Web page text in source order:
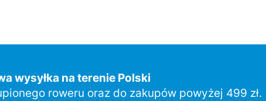
wysyłka na terenie Polski
roweru oraz do zakupów powyżej 499 zł.